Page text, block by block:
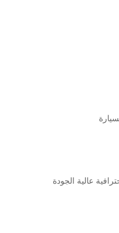
عالية الجودة